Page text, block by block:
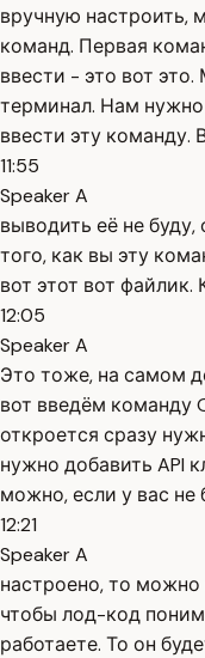
вручную настроить,
команд. Первая
ввести - это вот
терминал. Нам
ввести эту команду.
11:55
Speaker A
выводить её не
того, как вы эту
вот этот вот
12:05
Speaker A
Это тоже, на самом
вот введём команду
откроется сразу
нужно добавить API
можно, если у вас не
12:21
Speaker A
настроено, то можно
чтобы лод-код
работаете. То он